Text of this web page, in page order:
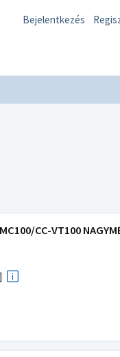
Bejelentkezés
CC-VT100